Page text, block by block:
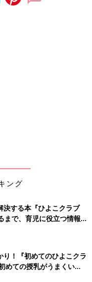
ング
決する本『ひよこクラブ
で、育児に役立つ情報が
！『初めてのひよこクラ
めての授乳がうまくい
と夏のトラブル 解決テ